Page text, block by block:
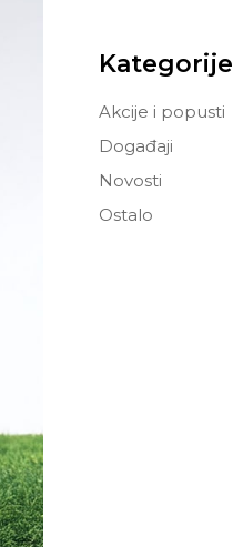
Kategorije
Akcije i popusti
Događaji
Novosti
Ostalo